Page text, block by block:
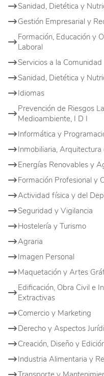
Sanidad, Dietética y
Gestión Empresarial y
Formación, Educación y
Laboral
Servicios a la Comunidad
Sanidad, Dietética y
Idiomas
Prevención de Riesgos
Medioambiente, I D I
Informática y
Inmobiliaria,
Energías Renovables y
Formación Profesional y
Actividad física y del
Seguridad y Vigilancia
Hostelería y Turismo
Agraria
Imagen Personal
Maquetación y Artes
Edificación, Obra Civil e
Extractivas
Comercio y Marketing
Derecho y Aspectos
Creación, Diseño y
Industria Alimentaria y